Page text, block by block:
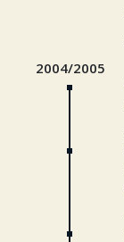
2004/2005